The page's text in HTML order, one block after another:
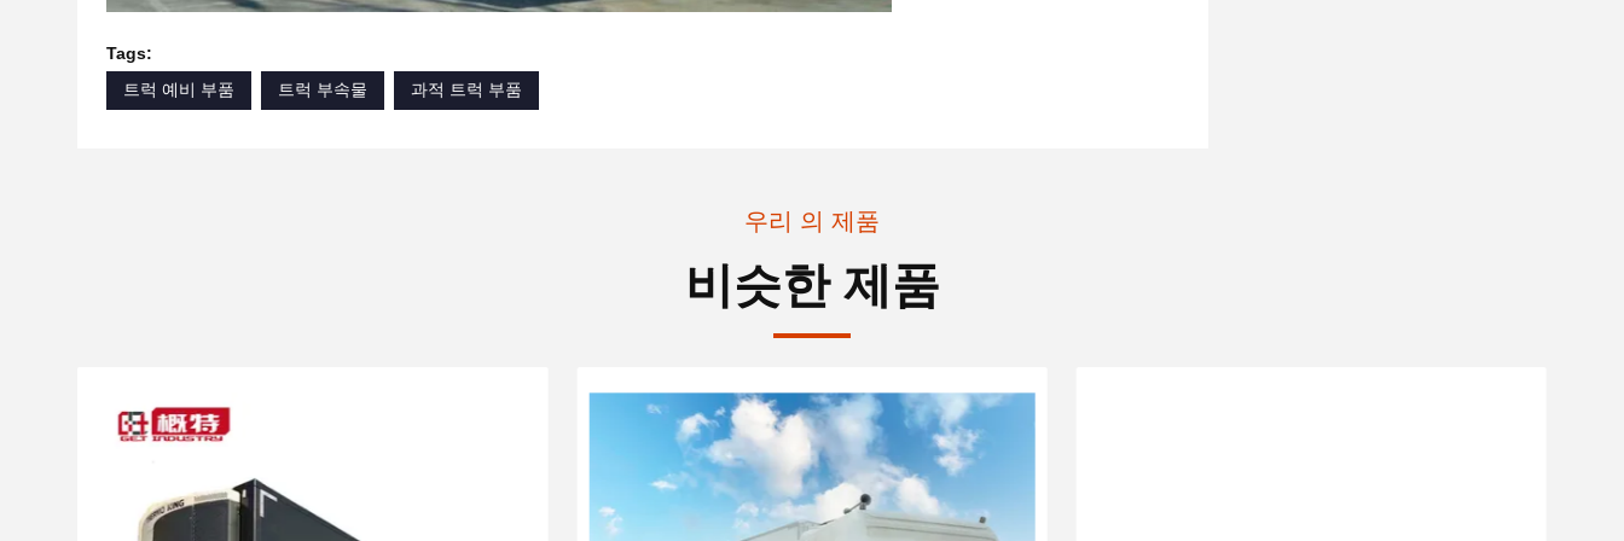
Tags:
트럭 예비 부품
트럭 부속물 과적 트럭 부품
우리 의 제품
비슷한 제품